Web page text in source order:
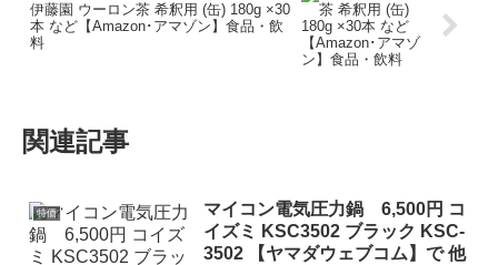
伊藤園 ウーロン茶 希釈用 (缶) 180g ×30
本 など【Amazon･アマゾン】食品・飲
料
関連記事
特価
マイコン電気圧力鍋 6,500円 コ
イズミ KSC3502 ブラック KSC-
3502 【ヤマダウェブコム】で 他